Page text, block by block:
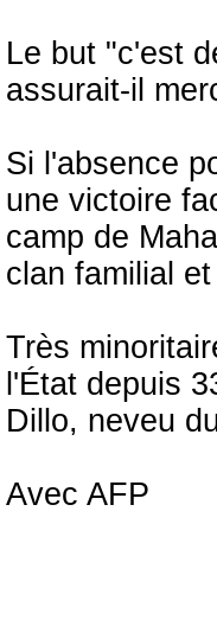
Le but "c'est
assurait-il
Si l'absence
une victoire
camp de
clan familial
Très
l'État depuis
Dillo, neveu
Avec AFP